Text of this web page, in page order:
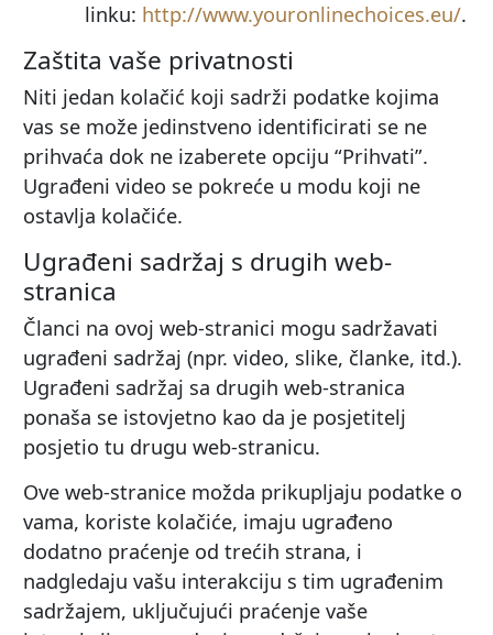
linku: http://www.youronlinechoices.eu/.
Zaštita vaše privatnosti
Niti jedan kolačić koji sadrži podatke kojima
vas se može jedinstveno identificirati se ne
prihvaća dok ne izaberete opciju “Prihvati”.
Ugrađeni video se pokreće u modu koji ne
ostavlja kolačiće.
Ugrađeni sadržaj s drugih web-
stranica
Članci na ovoj web-stranici mogu sadržavati
ugrađeni sadržaj (npr. video, slike, članke, itd.).
Ugrađeni sadržaj sa drugih web-stranica
ponaša se istovjetno kao da je posjetitelj
posjetio tu drugu web-stranicu.
Ove web-stranice možda prikupljaju podatke o
vama, koriste kolačiće, imaju ugrađeno
dodatno praćenje od trećih strana, i
nadgledaju vašu interakciju s tim ugrađenim
sadržajem, uključujući praćenje vaše